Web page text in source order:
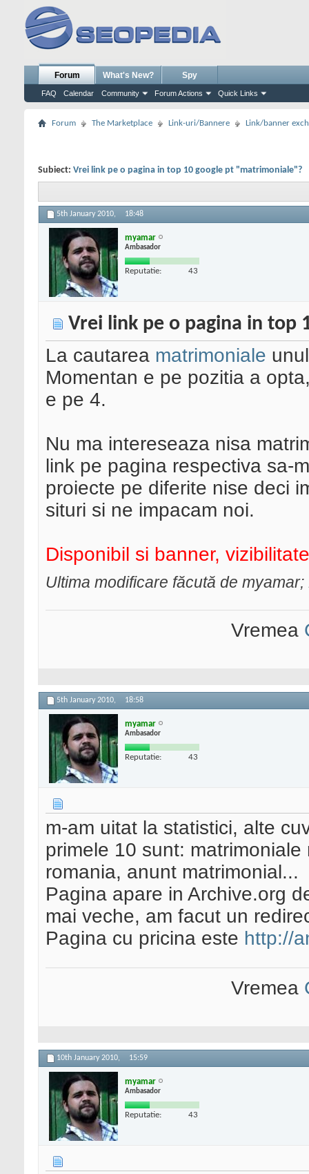
Forum
FAQ Calendar Community Forum Actions Quick Links
What's New? Spy
Forum The Marketplace Link-uri/Bannere Link/banner
Subiect: Vrei link pe o pagina in top 10 google pt "matrimoniale"?
5th January 2010, 18:48
myamar
Ambasador
Reputatie: 43
Vrei link pe o pagina in top
La cautarea matrimoniale
Momentan e pe pozitia a
e pe 4.
Nu ma intereseaza nisa
link pe pagina respectiva sa-
proiecte pe diferite nise deci
situri si ne impacam noi.
Disponibil si banner,
Ultima modificare făcută de
Vremea
5th January 2010, 18:58
myamar
Ambasador
Reputatie: 43
m-am uitat la statistici, alte
primele 10 sunt:
romania, anunt matrimonial...
Pagina apare in Archive.org
mai veche, am facut un
Pagina cu pricina este http://
Vremea
10th January 2010, 15:59
myamar
Ambasador
Reputatie: 43